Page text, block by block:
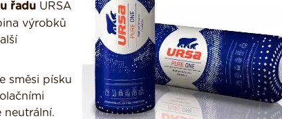
řadu URSA
výrobků
směsi písku
neutrální.